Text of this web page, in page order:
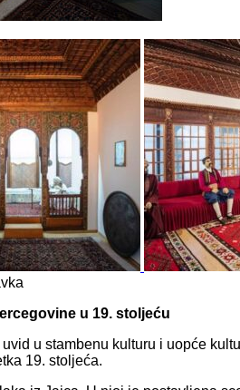
u 19. stoljeću
u stambenu kulturu i uopće
19. stoljeća.